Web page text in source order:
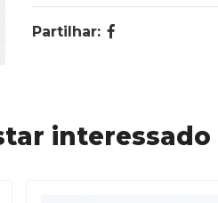
Partilhar:
interessado